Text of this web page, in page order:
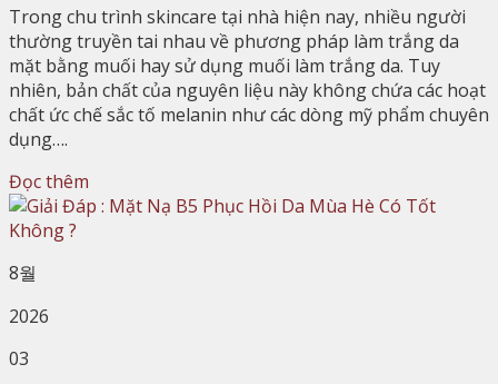
Trong chu trình skincare tại nhà hiện nay, nhiều người
thường truyền tai nhau về phương pháp làm trắng da
mặt bằng muối hay sử dụng muối làm trắng da. Tuy
nhiên, bản chất của nguyên liệu này không chứa các hoạt
chất ức chế sắc tố melanin như các dòng mỹ phẩm chuyên
dụng….
Đọc thêm
8월
2026
03